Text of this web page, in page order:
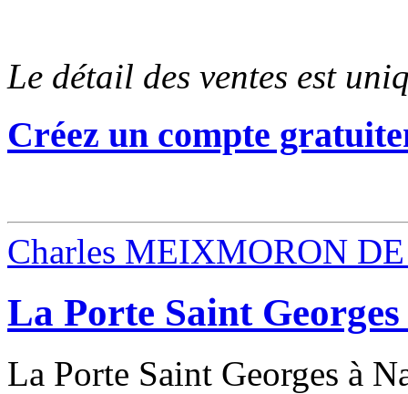
Le détail des ventes est
Créez un compte
Charles MEIXMORON
La Porte Saint
La Porte Saint Georges à